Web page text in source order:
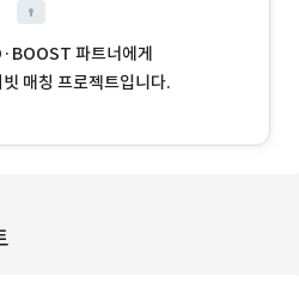
파트너에게
매칭 프로젝트입니다.